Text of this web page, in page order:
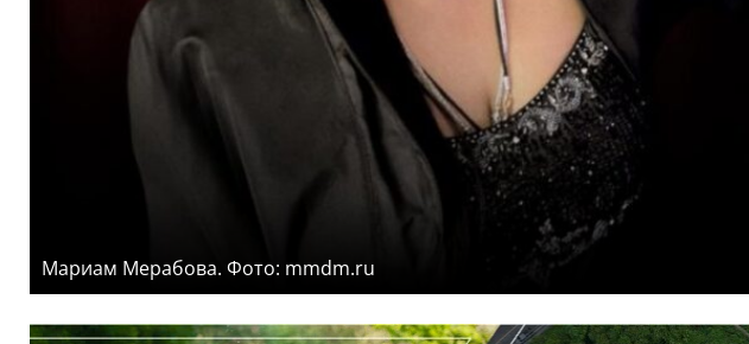
Мариам Мерабова. Фото: mmdm.ru